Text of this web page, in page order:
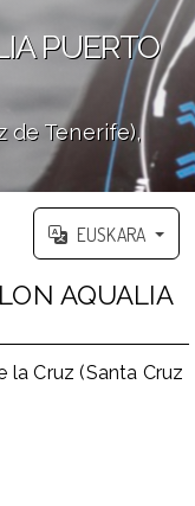
PUERTO
de Tenerife),
EUSKARA
AQUALIA
la Cruz (Santa Cruz